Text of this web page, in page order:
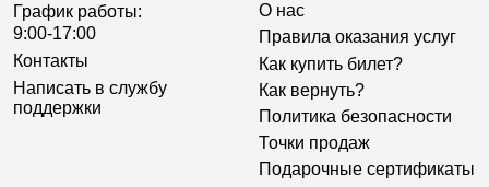
График работы:
9:00-17:00
Контакты
Написать в службу
поддержки
О нас
Правила оказания услуг
Как купить билет?
Как вернуть?
Политика безопасности
Точки продаж
Подарочные сертификаты